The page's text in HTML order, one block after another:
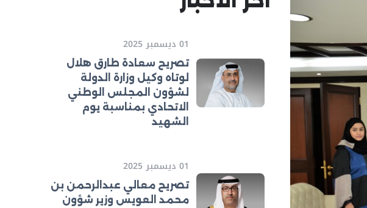
01 ديسمبر 2025
تصريح سعادة طارق هلال
لوتاه وكيل وزارة الدولة
لشؤون المجلس الوطني
الاتحادي بمناسبة يوم
الشهيد
01 ديسمبر 2025
تصريح معالي عبدالرحمن بن
محمد العويس وزير شؤون